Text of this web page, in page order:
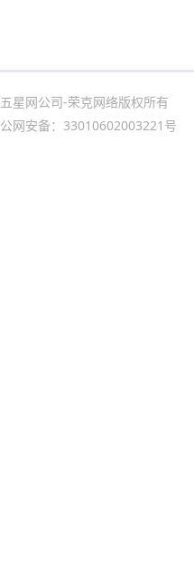
五星网公司-荣克网络版权所有
公网安备：33010602003221号